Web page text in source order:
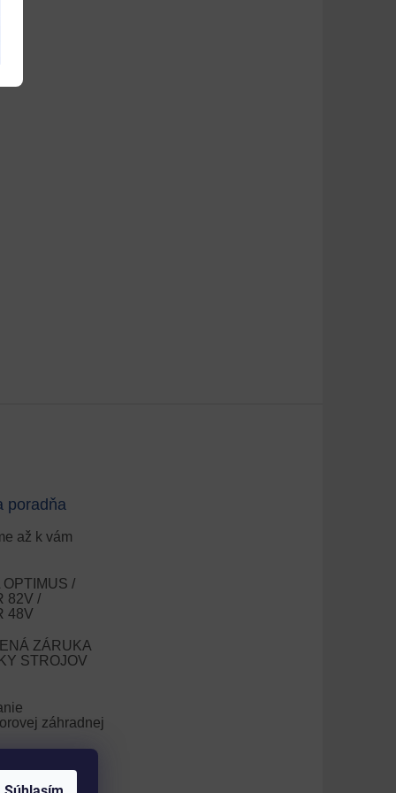
poradňa
až k vám
/
82V /
48V
ZÁRUKA
STROJOV
záhradnej
trávnika